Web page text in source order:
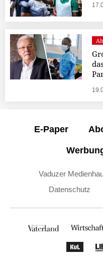
E-Paper
Vaduzer
Datenschutz